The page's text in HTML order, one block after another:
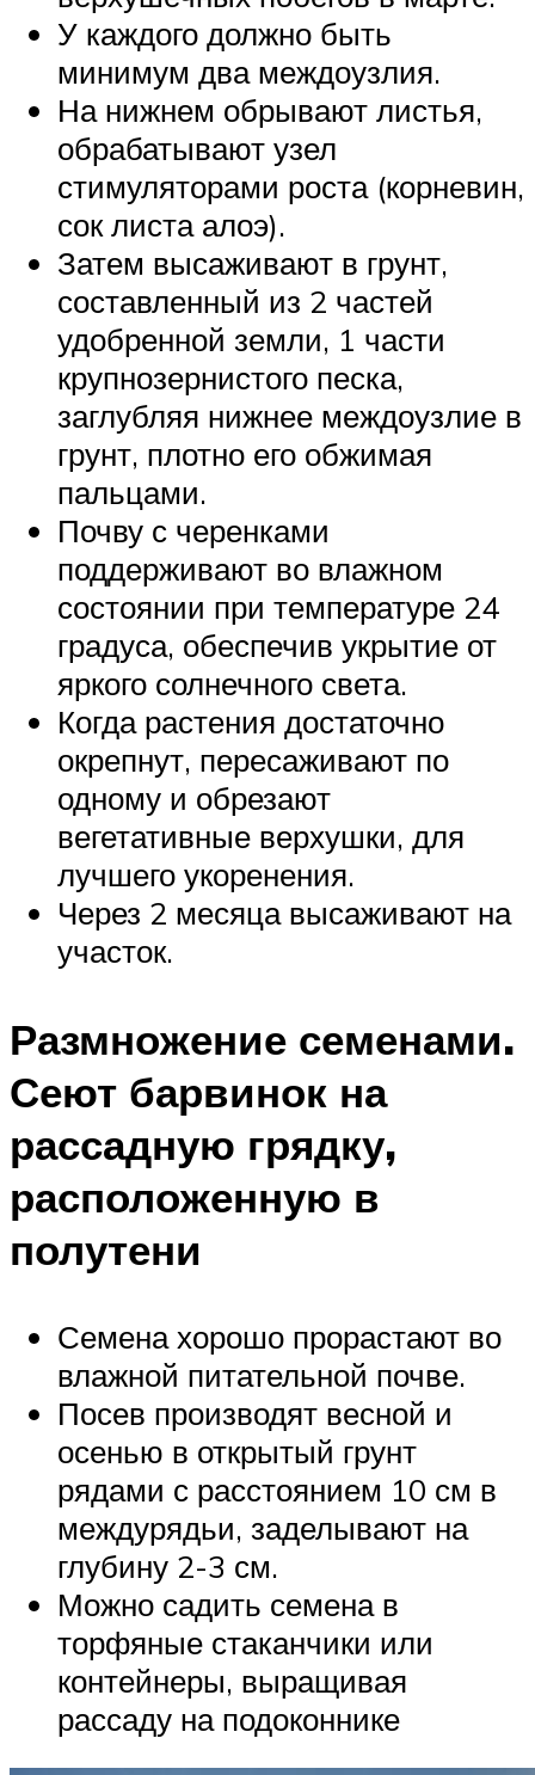
У каждого должно быть
минимум два междоузлия.
На нижнем обрывают листья,
обрабатывают узел
стимуляторами роста (корневин,
сок листа алоэ).
Затем высаживают в грунт,
составленный из 2 частей
удобренной земли, 1 части
крупнозернистого песка,
заглубляя нижнее междоузлие в
грунт, плотно его обжимая
пальцами.
Почву с черенками
поддерживают во влажном
состоянии при температуре 24
градуса, обеспечив укрытие от
яркого солнечного света.
Когда растения достаточно
окрепнут, пересаживают по
одному и обрезают
вегетативные верхушки, для
лучшего укоренения.
Через 2 месяца высаживают на
участок.
Размножение семенами.
Сеют барвинок на
рассадную грядку,
расположенную в
полутени
Семена хорошо прорастают во
влажной питательной почве.
Посев производят весной и
осенью в открытый грунт
рядами с расстоянием 10 см в
междурядьи, заделывают на
глубину 2-3 см.
Можно садить семена в
торфяные стаканчики или
контейнеры, выращивая
рассаду на подоконнике